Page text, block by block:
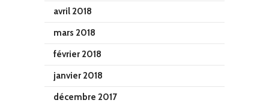
avril 2018
mars 2018
février 2018
janvier 2018
décembre 2017